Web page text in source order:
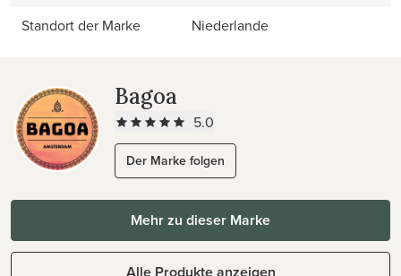
Standort der Marke
Niederlande
Bagoa
5.0
Der Marke folgen
Mehr zu dieser Marke